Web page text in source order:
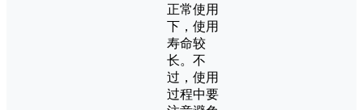
正常使用
下，使用
寿命较
长。不
过，使用
过程中要